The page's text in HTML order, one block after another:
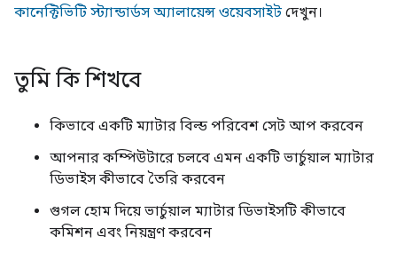
কানেক্টিভিটি স্ট্যান্ডার্ডস অ্যালায়েন্স ওয়েবসাইট দেখুন।
তুমি কি শিখবে
কিভাবে একটি ম্যাটার বিল্ড পরিবেশ সেট আপ করবেন
আপনার কম্পিউটারে চলবে এমন একটি ভার্চুয়াল ম্যাটার
ডিভাইস কীভাবে তৈরি করবেন
গুগল হোম দিয়ে ভার্চুয়াল ম্যাটার ডিভাইসটি কীভাবে
কমিশন এবং নিয়ন্ত্রণ করবেন